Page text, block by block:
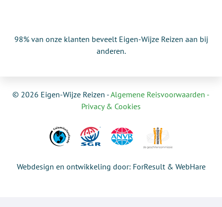
98% van onze klanten beveelt Eigen-Wijze Reizen aan bij
anderen.
© 2026 Eigen-Wijze Reizen -Algemene Reisvoorwaarden -
Privacy & Cookies
Webdesign en ontwikkeling door: ForResult & WebHare